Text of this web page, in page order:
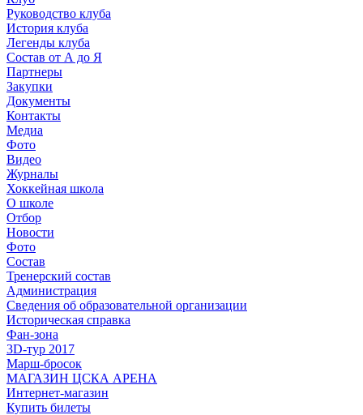
Руководство клуба
История клуба
Легенды клуба
Состав от А до Я
Партнеры
Закупки
Документы
Контакты
Медиа
Фото
Видео
Журналы
Хоккейная школа
О школе
Отбор
Новости
Фото
Состав
Тренерский состав
Администрация
Сведения об образовательной организации
Историческая справка
Фан-зона
3D-тур 2017
Марш-бросок
МАГАЗИН ЦСКА АРЕНА
Интернет-магазин
Купить билеты